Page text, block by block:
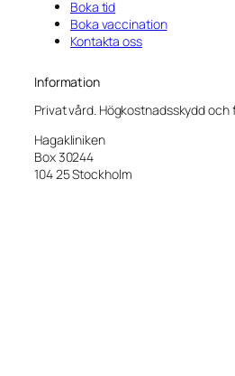
Boka tid
Boka vaccination
Kontakta oss
Information
Privat vård. Högkostnadsskydd och
Hagakliniken
Box 30244
104 25 Stockholm